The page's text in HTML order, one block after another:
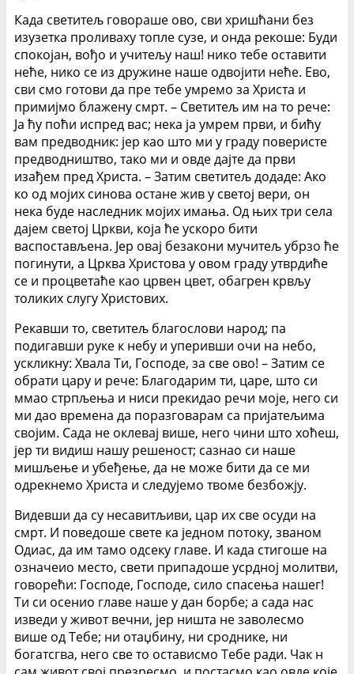
Када светитељ говораше ово, сви хришћани без
изузетка проливаху топле сузе, и онда рекоше: Буди
спокојан, вођо и учитељу наш! нико тебе оставити
неће, нико се из дружине наше одвојити неће. Ево,
сви смо готови да пре тебе умремо за Христа и
примијмо блажену смрт. – Светитељ им на то рече:
Ја ћу поћи испред вас; нека ја умрем први, и бићу
вам предводник: јер као што ми у граду поверисте
предводништво, тако ми и овде дајте да први
изађем пред Христа. – Затим светитељ додаде: Ако
ко од мојих синова остане жив у светој вери, он
нека буде наследник мојих имања. Од њих три села
дајем светој Цркви, која ће ускоро бити
васпостављена. Јер овај безакони мучитељ убрзо ће
погинути, а Црква Христова у овом граду утврдиће
се и процветаће као црвен цвет, обагрен крвљу
толиких слугу Христових.
Рекавши то, светитељ благослови народ; па
подигавши руке к небу и уперивши очи на небо,
ускликну: Хвала Ти, Господе, за све ово! – Затим се
обрати цару и рече: Благодарим ти, царе, што си
ммао стрпљења и ниси прекидао речи моје, него си
ми дао времена да поразговарам са пријатељима
својим. Сада не оклевај више, него чини што хоћеш,
јер ти видиш нашу решеност; сазнао си наше
мишљење и убеђење, да не може бити да се ми
одрекнемо Христа и следујемо твоме безбожју.
Видевши да су несавитљиви, цар их све осуди на
смрт. И поведоше свете ка једном потоку, званом
Одиас, да им тамо одсеку главе. И када стигоше на
означеио место, свети припадоше усрдној молитви,
говорећи: Господе, Господе, сило спасења нашег!
Ти си осенио главе наше у дан борбе; а сада нас
изведи у живот вечни, јер ништа не заволесмо
више од Тебе; ни отаџбину, ни сроднике, ни
богатсгва, него све то остависмо Тебе ради. Чак н